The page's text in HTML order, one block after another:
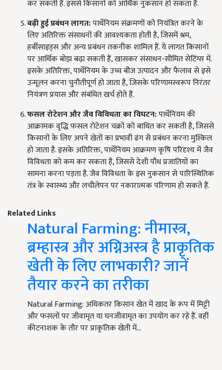
कर सकती है. इससे किसानों को आर्थिक नुकसान हो सकता है.
बढ़ी हुई प्रबंधन लागत:पार्थेनियम संक्रमणों को नियंत्रित करने के
लिए अतिरिक्त संसाधनों की आवश्यकता होती है, जिसमें श्रम,
हर्बीसाइड्स और अन्य प्रबंधन तकनीक शामिल हैं. ये लागत किसानों
पर आर्थिक बोझ बढ़ा सकती हैं, खासकर संसाधन-सीमित सेटिंग्स में.
इसके अतिरिक्त, पार्थेनियम के उच्च बीज उत्पादन और फैलाव से इसे
उन्मूलन करना चुनौतीपूर्ण हो जाता है, जिसके परिणामस्वरूप निरंतर
नियंत्रण प्रयास और संबंधित खर्च होते हैं.
फसल रोटेशन और जैव विविधता का विघटन:पार्थेनियम की
आक्रामक वृद्धि फसल रोटेशन चक्रों को बाधित कर सकती है, जिससे
किसानों के लिए अपने खेतों का प्रभावी ढंग से प्रबंधन करना मुश्किल
हो जाता है. इसके अतिरिक्त, पार्थेनियम आक्रमण कृषि परिदृश्य में जैव
विविधता को कम कर सकता है, जिससे देशी पौध प्रजातियों का
सामना करना पड़ता है. जैव विविधता के इस नुकसान से पारिस्थितिक
तंत्र के स्वास्थ्य और लचीलेपन पर नकारात्मक परिणाम हो सकते हैं.
Related Links
Natural Farming: नीमास्त्र,
ब्रम्हास्त्र और अग्निअस्त्र है प्राकृतिक
खेती के लिए लाभकारी? जानें
तैयार करने का तरीका
Natural Farming: अधिकतर किसान खेत में खाद के रूप में म‍िट्टी
और फसलों पर जीवामृत या घनजीवामृत का उपयोग कर रहे हैं. वहीं
कीटनाशक के तौर पर प्राकृत‍िक खेती में…